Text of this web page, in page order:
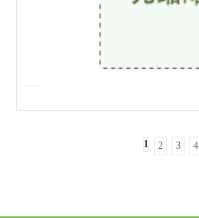
1 2 3 4